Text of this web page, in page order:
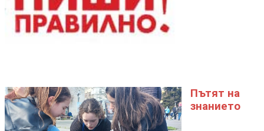
Пътят на
знанието